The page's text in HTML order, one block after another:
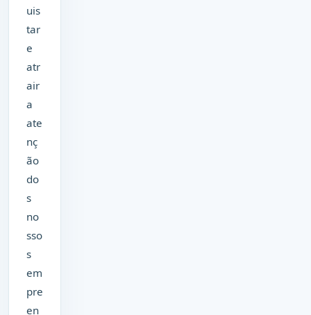
uis
tar
e
atr
air
a
ate
nç
ão
do
s
no
sso
s
em
pre
en